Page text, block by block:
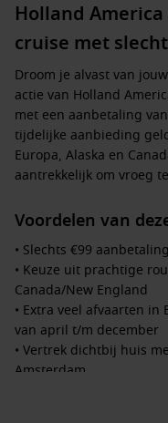
Holland America
cruise met
Droom je alvast van
actie van Holland
met een aanbetaling
tijdelijke aanbieding
Europa, Alaska en
aantrekkelijk om vroeg
Voordelen van
• Slechts €99
• Keuze uit prachtige
Canada/New England
• Extra veel afvaarten
van april t/m december
• Vertrek dichtbij huis
Amsterdam